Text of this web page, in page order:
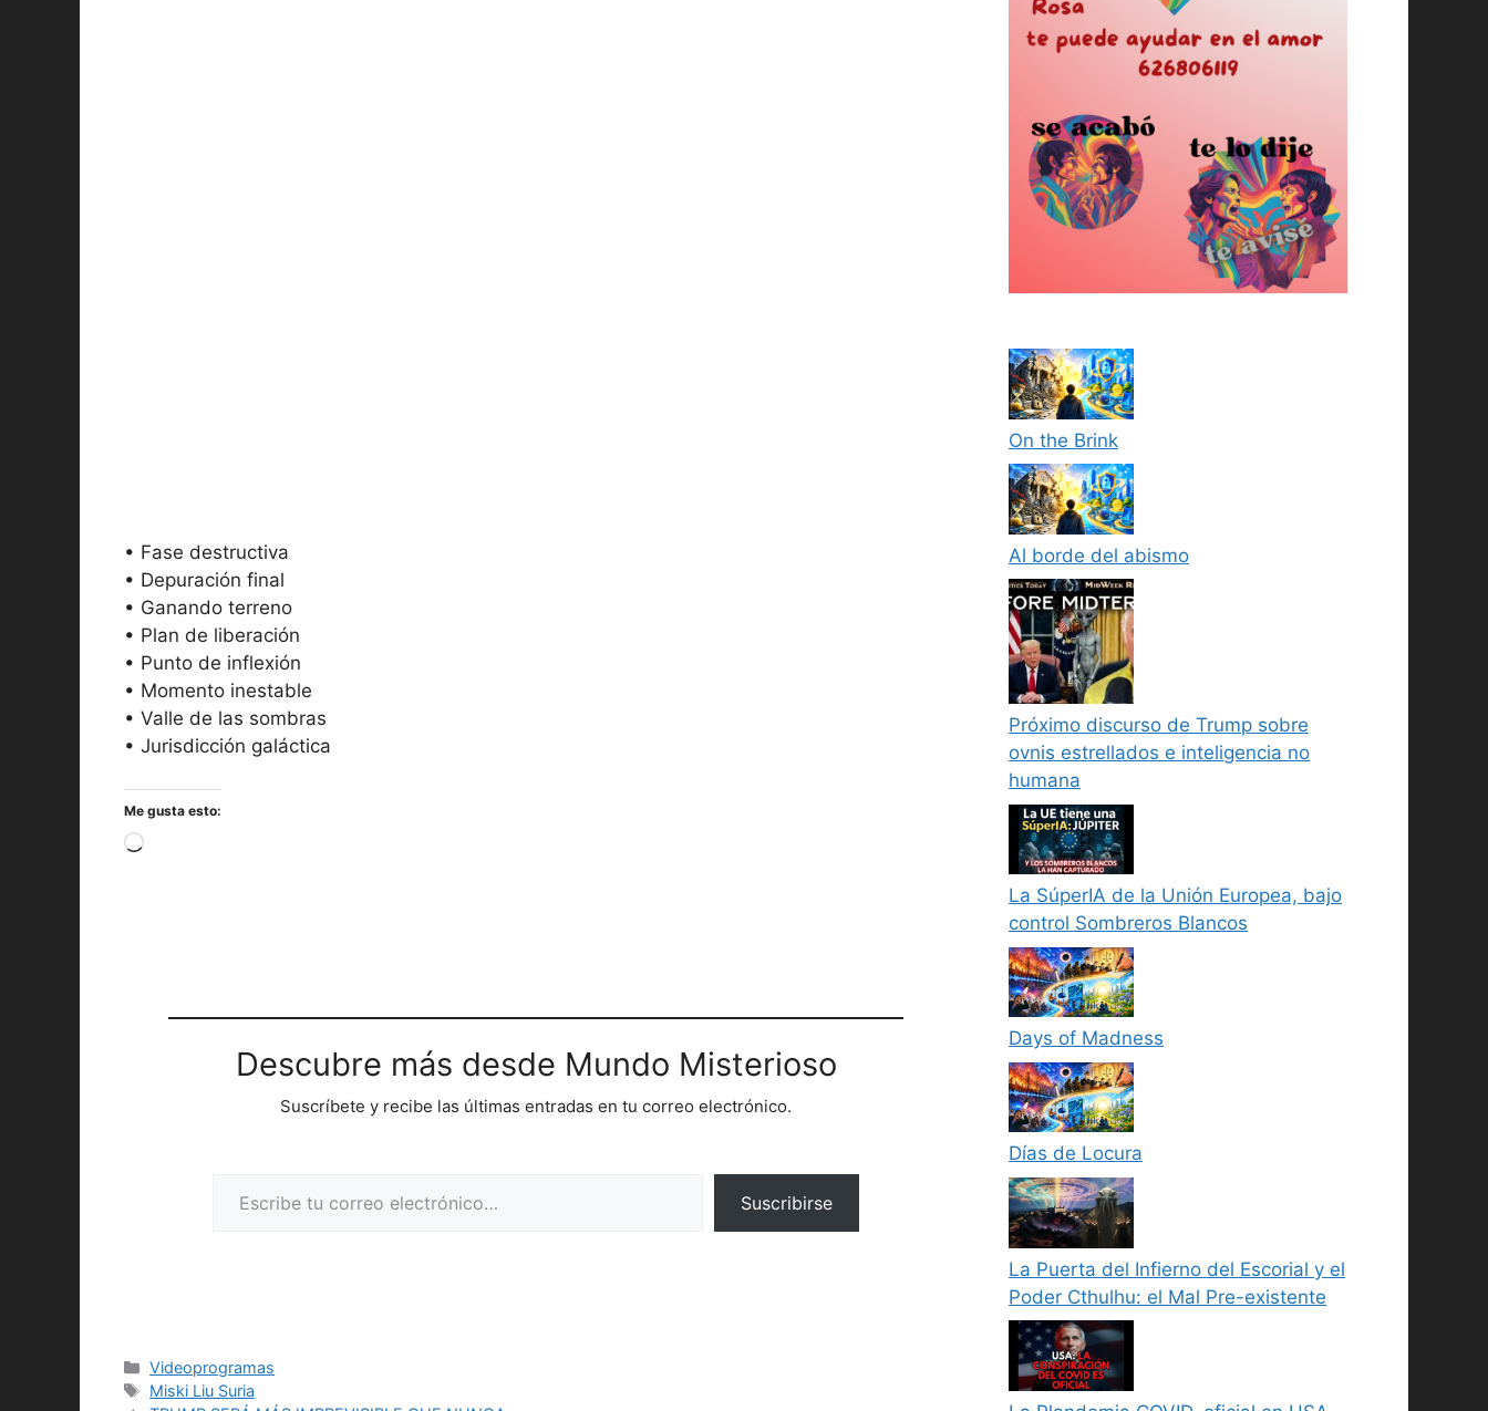
• Fase destructiva
• Depuración final
• Ganando terreno
• Plan de liberación
• Punto de inflexión
• Momento inestable
• Valle de las sombras
• Jurisdicción galáctica
Me gusta esto:
Cargando...
Descubre más desde Mundo Misterioso
Suscríbete y recibe las últimas entradas en tu correo electrónico.
Suscribirse
Categorías
Videoprogramas
Etiquetas
Miski Liu Suria
On the Brink
Al borde del abismo
Próximo discurso de Trump sobre
ovnis estrellados e inteligencia no
humana
La SúperIA de la Unión Europea, bajo
control Sombreros Blancos
Days of Madness
Días de Locura
La Puerta del Infierno del Escorial y el
Poder Cthulhu: el Mal Pre-existente